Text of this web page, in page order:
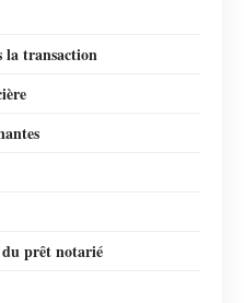
la transaction
du prêt notarié